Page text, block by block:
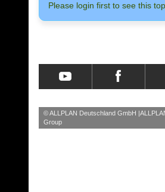
Please login first to see this
© ALLPLAN Deutschland GmbH
Group